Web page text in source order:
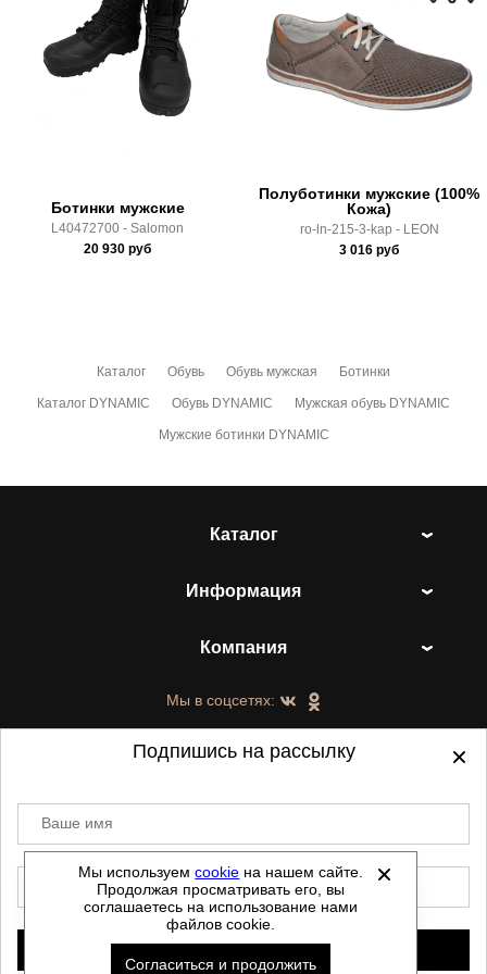
Доставка по России всеми транспортными ТК, а также с
Почтой Росии и СДЭК.
Здесь вы можете более детально ознакомиться с
Ботинки мужские
L40472700 - Salomon
20 930 руб
Полуботинки мужские (100%
Кожа)
ro-ln-215-3-kap - LEON
3 016 руб
Каталог Обувь Обувь мужская Ботинки
Каталог DYNAMIC Обувь DYNAMIC Мужская обувь DYNAMIC
Мужские ботинки DYNAMIC
Каталог
Информация
Компания
Мы в соцсетях:
©2021-2026 - ShoesTown.ru - все права
защищены.
Данный сайт не является интернет магазином и
не является публичной офертой.
Политика обработки персональных данных
Мы используемcookie на нашем сайте.
Продолжая просматривать его, вы
соглашаетесь на использование нами
файлов cookie.
Согласиться и продолжить
Подпишись на рассылку
Ваше имя